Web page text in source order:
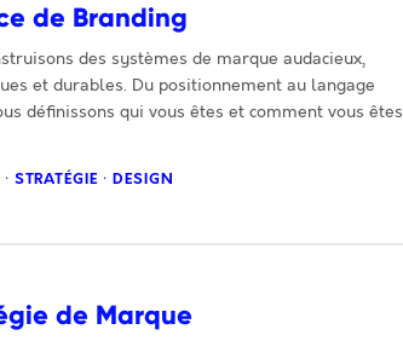
de Branding
des systèmes de marque audacieux,
et durables. Du positionnement au langage
définissons qui vous êtes et comment vous êtes
STRATÉGIE · DESIGN
de Marque